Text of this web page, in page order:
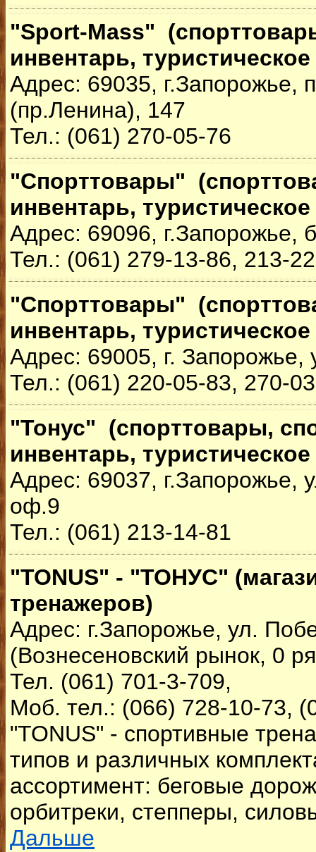
"Sport-Mass"
инвентарь,
Адрес: 69035, г.Запорожье,
(пр.Ленина), 147
Тел.: (061) 270-05-76
"Спорттовары"
инвентарь,
Адрес: 69096, г.Запорожье,
Тел.: (061) 279-13-86, 213-
"Спорттовары"
инвентарь,
Адрес: 69005, г. Запорожье,
Тел.: (061) 220-05-83, 270-
"Тонус" (спорттовары,
инвентарь,
Адрес: 69037, г.Запорожье,
оф.9
Тел.: (061) 213-14-81
"TONUS" - "ТОНУС"
тренажеров)
Адрес: г.Запорожье, ул.
(Вознесеновский рынок, 0
Тел. (061) 701-3-709,
Моб. тел.: (066) 728-10-73,
"TONUS" - спортивные
типов и различных
ассортимент: беговые
орбитреки, степперы,
Дальше